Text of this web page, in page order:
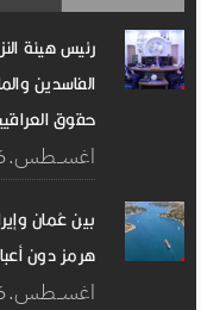
رئيس هيئة
الفاسدين
حقوق
06 اغســطس.2026 - 20:32
بين عُمان
هرمز دون
06 اغســطس.2026 - 20:16